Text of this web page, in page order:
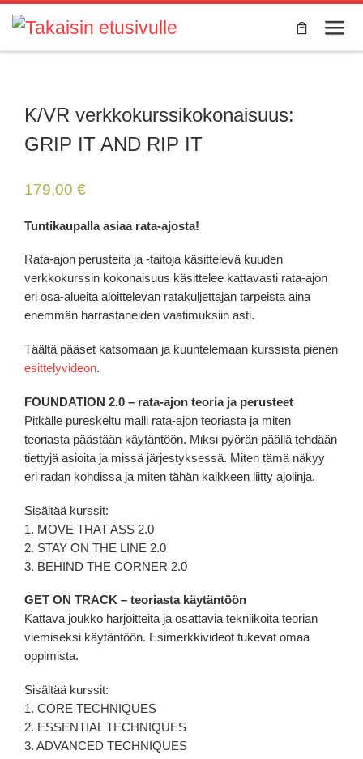
Skip to content
K/VR verkkokurssikokonaisuus:
GRIP IT AND RIP IT
179,00 €
Tuntikaupalla asiaa rata-ajosta!
Rata-ajon perusteita ja -taitoja käsittelevä kuuden
verkkokurssin kokonaisuus käsittelee kattavasti rata-ajon
eri osa-alueita aloittelevan ratakuljettajan tarpeista aina
enemmän harrastaneiden vaatimuksiin asti.
Täältä pääset katsomaan ja kuuntelemaan kurssista pienen
esittelyvideon.
FOUNDATION 2.0 – rata-ajon teoria ja perusteet
Pitkälle pureskeltu malli rata-ajon teoriasta ja miten
teoriasta päästään käytäntöön. Miksi pyörän päällä tehdään
tiettyjä asioita ja missä järjestyksessä. Miten tämä näkyy
eri radan kohdissa ja miten tähän kaikkeen liitty ajolinja.
Sisältää kurssit:
1. MOVE THAT ASS 2.0
2. STAY ON THE LINE 2.0
3. BEHIND THE CORNER 2.0
GET ON TRACK – teoriasta käytäntöön
Kattava joukko harjoitteita ja osattavia tekniikoita teorian
viemiseksi käytäntöön. Esimerkkivideot tukevat omaa
oppimista.
Sisältää kurssit:
1. CORE TECHNIQUES
2. ESSENTIAL TECHNIQUES
3. ADVANCED TECHNIQUES